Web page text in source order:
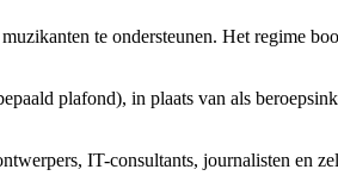
te ondersteunen. Het regime
plafond), in plaats van als
IT-consultants, journalisten en